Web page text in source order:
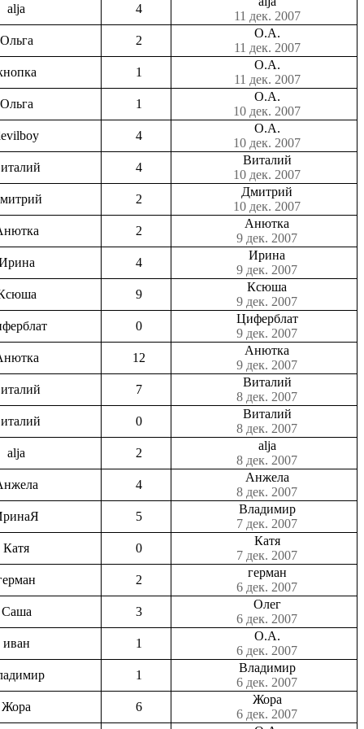
аlja 4
11 дек. 2007
Ольга 2
О.А.
11 дек. 2007
1
О.А.
11 дек. 2007
Ольга 1
О.А.
10 дек. 2007
4
О.А.
10 дек. 2007
4
Виталий
10 дек. 2007
2
Дмитрий
10 дек. 2007
2
Анютка
9 дек. 2007
4
Ирина
9 дек. 2007
9
Ксюша
9 дек. 2007
0
Циферблат
9 дек. 2007
12
Анютка
9 дек. 2007
7
Виталий
8 дек. 2007
0
Виталий
8 дек. 2007
аlja 2
аlja
8 дек. 2007
4
Анжела
8 дек. 2007
5
Владимир
7 дек. 2007
Катя 0
Катя
7 дек. 2007
2
герман
6 дек. 2007
Саша 3
Олег
6 дек. 2007
иван 1
О.А.
6 дек. 2007
1
Владимир
6 дек. 2007
Жора 6
Жора
6 дек. 2007